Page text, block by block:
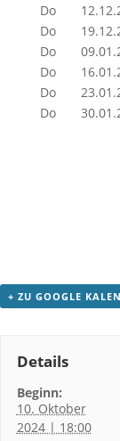
Do
Do
Do
Do
Do
Do
+ ZU GOOGLE
Details
Beginn:
10. Oktober
2024 | 18:00